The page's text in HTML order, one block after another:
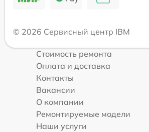
© 2026 Сервисный центр IBM
Стоимость ремонта
Оплата и доставка
Контакты
Вакансии
О компании
Ремонтируемые модели
Наши услуги